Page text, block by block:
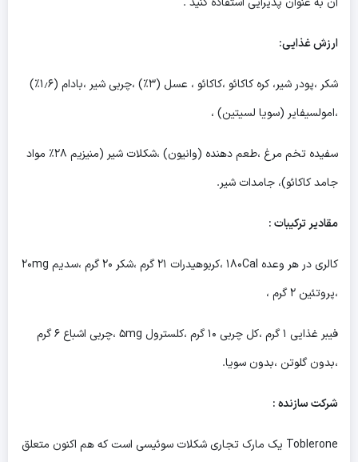
ارزش غذایی:
شکر ،پودر شیر، کره کاکائو ،کاکائو ، عسل (۳٪) ،چربی شیر ،بادام (۱٫۶٪)
،امولسیفایر (سویا لسیتین) ،
سفیده تخم مرغ ،طعم دهنده (وانیون) ،شکلات شیر (منیزیم ۲۸٪ مواد
جامد کاکائو)، جامدات شیر.
مقادیر ترکیبات :
کالری در هر وعده ۱۸۰Cal ،کربوهیدرات ۲۱ گرم ،شکر ۲۰ گرم ،سدیم ۲۰mg
،پروتئین ۲ گرم ،
فیبر غذایی ۱ گرم ،کل چربی ۱۰ گرم ،کلسترول ۵mg ،چربی اشباع ۶ گرم
،بدون گلوتن ،بدون سویا.
شرکت سازنده :
Toblerone یک مارک تجاری شکلات سوئیسی است که هم اکنون متعلق